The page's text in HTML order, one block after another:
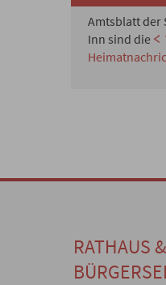
Amtsblatt der
Inn sind die
RATHAUS &